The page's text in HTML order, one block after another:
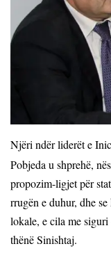
Njëri ndër liderët e
Pobjeda u shprehë,
propozim-ligjet për
rrugën e duhur, dhe
lokale, e cila me
thënë Sinishtaj.